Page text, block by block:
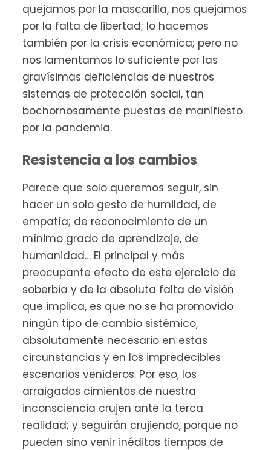
quejamos por la mascarilla, nos quejamos
por la falta de libertad; lo hacemos
también por la crisis económica; pero no
nos lamentamos lo suficiente por las
gravísimas deficiencias de nuestros
sistemas de protección social, tan
bochornosamente puestas de manifiesto
por la pandemia.
Resistencia a los cambios
Parece que solo queremos seguir, sin
hacer un solo gesto de humildad, de
empatía; de reconocimiento de un
mínimo grado de aprendizaje, de
humanidad… El principal y más
preocupante efecto de este ejercicio de
soberbia y de la absoluta falta de visión
que implica, es que no se ha promovido
ningún tipo de cambio sistémico,
absolutamente necesario en estas
circunstancias y en los impredecibles
escenarios venideros. Por eso, los
arraigados cimientos de nuestra
inconsciencia crujen ante la terca
realidad; y seguirán crujiendo, porque no
pueden sino venir inéditos tiempos de